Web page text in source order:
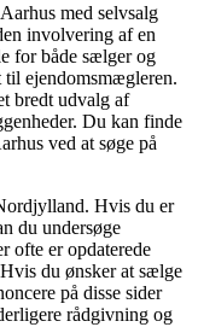
med selvsalg
involvering af en
for både sælger og
til ejendomsmægleren.
bredt udvalg af
Du kan finde
ved at søge på
Hvis du er
du undersøge
ofte er opdaterede
du ønsker at sælge
på disse sider
rådgivning og